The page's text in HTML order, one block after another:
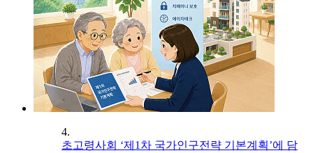
4.
초고령사회 ‘제1차 국가인구전략 기본계획’에 담